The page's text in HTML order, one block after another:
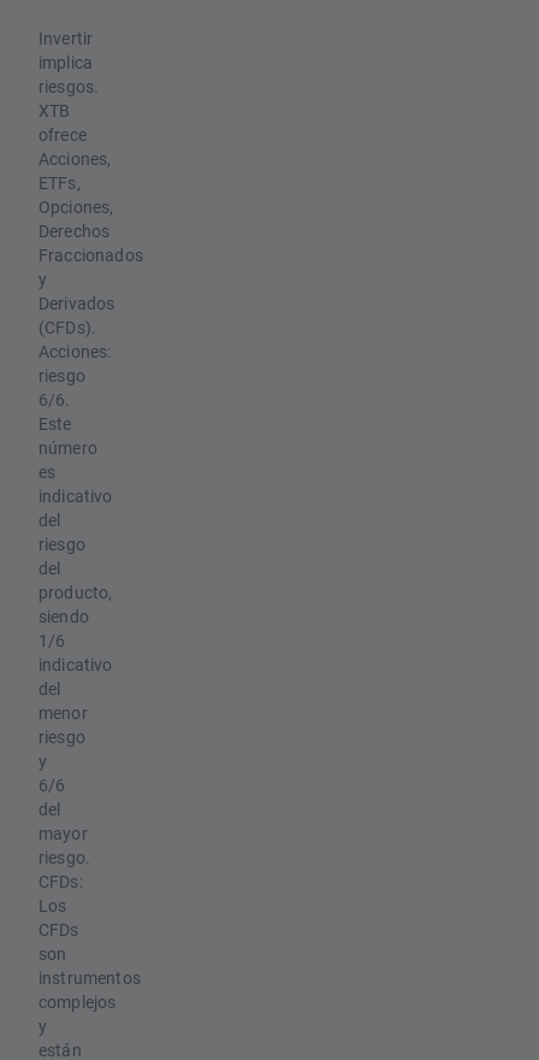
Invertir
implica
riesgos.
XTB
ofrece
Acciones,
ETFs,
Opciones,
Derechos
Fraccionados
y
Derivados
(CFDs).
Acciones:
riesgo
6/6.
Este
número
es
indicativo
del
riesgo
del
producto,
siendo
1/6
indicativo
del
menor
riesgo
y
6/6
del
mayor
riesgo.
CFDs:
Los
CFDs
son
instrumentos
complejos
y
están